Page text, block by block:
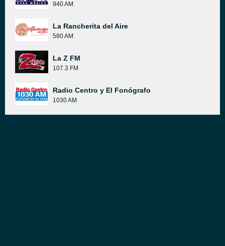
940 AM
La Rancherita del Aire
580 AM
La Z FM
107.3 FM
Radio Centro y El Fonógrafo
1030 AM